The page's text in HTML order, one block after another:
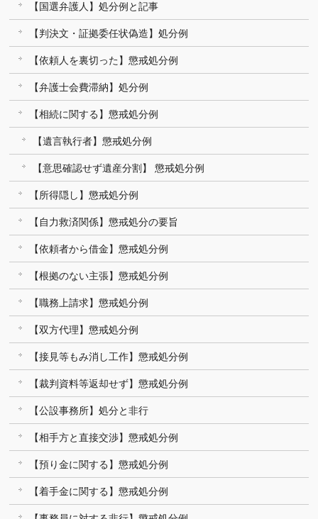
【国選弁護人】処分例と記事
【判決文・証拠委任状偽造】処分例
【依頼人を裏切った】懲戒処分例
【弁護士会費滞納】処分例
【相続に関する】懲戒処分例
【遺言執行者】懲戒処分例
【意思確認せず遺産分割】 懲戒処分例
【所得隠し】懲戒処分例
【自力救済関係】懲戒処分の要旨
【依頼者から借金】懲戒処分例
【根拠のない主張】懲戒処分例
【職務上請求】懲戒処分例
【双方代理】懲戒処分例
【接見等もみ消し工作】懲戒処分例
【裁判資料等返却せず】懲戒処分例
【公設事務所】処分と非行
【相手方と直接交渉】懲戒処分例
【預り金に関する】懲戒処分例
【着手金に関する】懲戒処分例